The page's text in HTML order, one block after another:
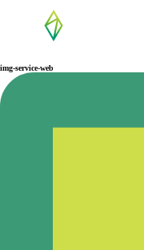
img-service-web